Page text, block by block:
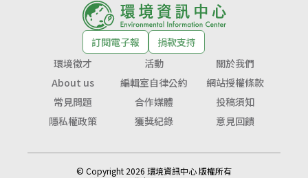
訂閱電子報
捐款支持
環境徵才
活動
關於我們
About us
編輯室自律公約
網站授權條款
常見問題
合作媒體
投稿須知
隱私權政策
獲獎紀錄 意見回饋
© Copyright 2026 環境資訊中心 版權所有